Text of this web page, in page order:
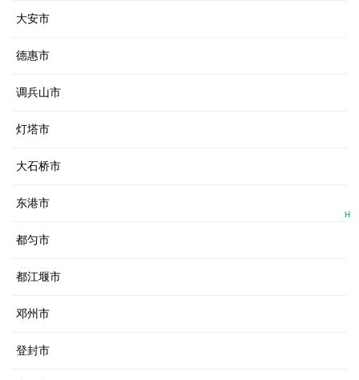
大安市
德惠市
调兵山市
灯塔市
大石桥市
东港市
都匀市
都江堰市
邓州市
登封市
H